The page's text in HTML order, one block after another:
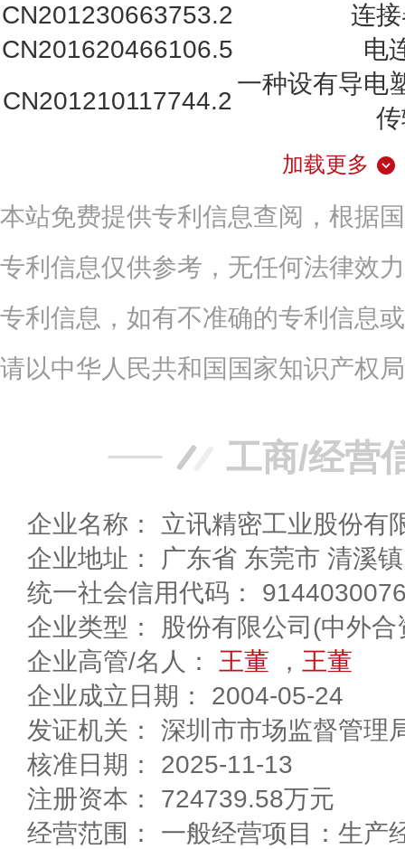
CN201230663753.2
连
CN201620466106.5
电
CN201210117744.2
一种设有导电
加载更多
本站免费提供专利信息查阅，根据
专利信息仅供参考，无任何法律效
专利信息，如有不准确的专利信息
请以中华人民共和国国家知识产权
工商/经营
企业名称： 立讯精密工业股份有
企业地址： 广东省 东莞市
统一社会信用代码：
企业类型： 股份有限公司(中外合
企业高管/名人： 王董 ， 王董
企业成立日期： 2004-05-24
发证机关： 深圳市市场监督管理
核准日期： 2025-11-13
注册资本： 724739.58万元
经营范围： 一般经营项目：生产